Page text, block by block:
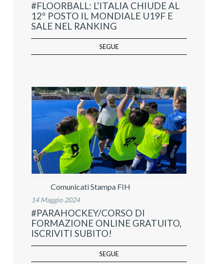
#FLOORBALL: L’ITALIA CHIUDE AL
12° POSTO IL MONDIALE U19F E
SALE NEL RANKING
SEGUE
Comunicati Stampa FIH
14 Maggio 2024
#PARAHOCKEY/CORSO DI
FORMAZIONE ONLINE GRATUITO,
ISCRIVITI SUBITO!
SEGUE